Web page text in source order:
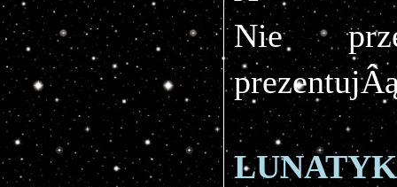
Nie